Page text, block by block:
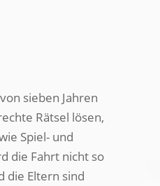
sieben Jahren
Rätsel lösen,
Spiel- und
die Fahrt nicht so
die Eltern sind